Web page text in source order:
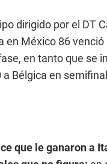
dirigido por el DT
México 86
en tanto que se
Bélgica en
que le ganaron a